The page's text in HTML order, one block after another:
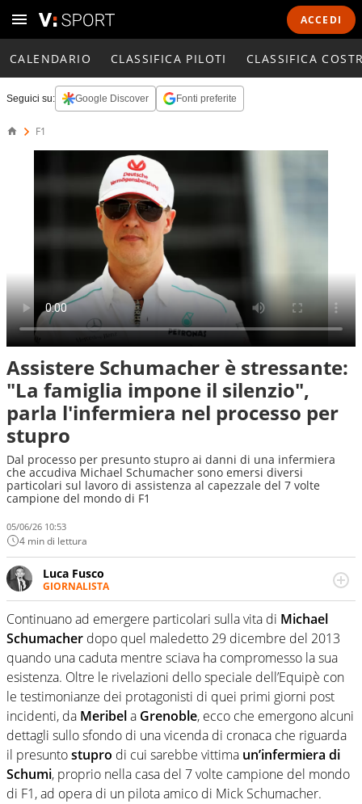
ACCEDI
CALENDARIO CLASSIFICA PILOTI CLASSIFICA
Seguici su: Google Discover Fonti preferite
F1
Assistere Schumacher è stressante:
"La famiglia impone il silenzio",
parla l'infermiera nel processo per
stupro
Dal processo per presunto stupro ai danni di una infermiera
che accudiva Michael Schumacher sono emersi diversi
particolari sul lavoro di assistenza al capezzale del 7 volte
campione del mondo di F1
05/06/26 10:53
4 min di lettura
Luca Fusco
GIORNALISTA
Giornalista multimediale. Quando si accendono i motori,
lui sgasa, impenna, derapa. E spesso e volentieri finisce
sul podio
Continuano ad emergere particolari sulla vita di Michael
Schumacher dopo quel maledetto 29 dicembre del 2013
quando una caduta mentre sciava ha compromesso la sua
esistenza. Oltre le rivelazioni dello speciale dell’Equipè con
le testimonianze dei protagonisti di quei primi giorni post
incidenti, da Meribela Grenoble, ecco che emergono alcuni
dettagli sullo sfondo di una vicenda di cronaca che riguarda
il presuntostupro di cui sarebbe vittima un’infermiera di
Schumi, proprio nella casa del 7 volte campione del mondo
di F1, ad opera di un pilota amico di Mick Schumacher.